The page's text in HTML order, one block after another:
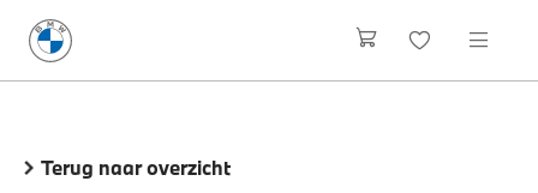
Terug naar overzicht